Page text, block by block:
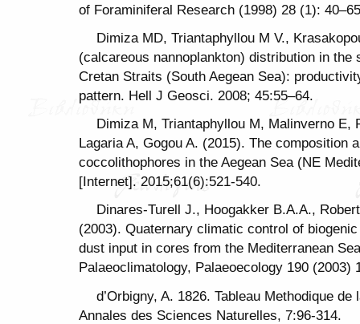
of Foraminiferal Research (1998) 28 (1):
Dimiza MD, Triantaphyllou M V.,
(calcareous nannoplankton) distribution in
Cretan Straits (South Aegean Sea):
pattern. Hell J Geosci. 2008; 45:55–64.
Dimiza M, Triantaphyllou M, Malinverno E,
Lagaria A, Gogou A. (2015). The composition
coccolithophores in the Aegean Sea (NE
[Internet]. 2015;61(6):521-540.
Dinares-Turell J., Hoogakker B.A.A.,
(2003). Quaternary climatic control of
dust input in cores from the Mediterranean
Palaeoclimatology, Palaeoecology 190 (2003)
d’Orbigny, A. 1826. Tableau Methodique
Annales des Sciences Naturelles, 7:96-314.